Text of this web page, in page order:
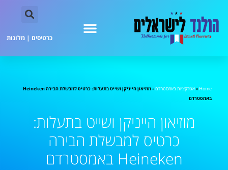
כרטיסים | מלונות
Home
»אטרקציות באמסטרדם»
מוזיאון הייניקן ושייט בתעלות: כרטיס למבשלת הבירה Heineken
באמסטרדם
מוזיאון הייניקן ושייט בתעלות:
כרטיס למבשלת הבירה
Heineken באמסטרדם